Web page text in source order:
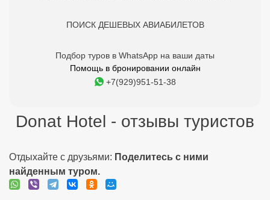
ПОИСК ДЕШЕВЫХ АВИАБИЛЕТОВ
Подбор туров в WhatsApp на ваши даты
Помощь в бронировании онлайн
+7(929)951-51-38
Donat Hotel - отзывы туристов
Отдыхайте с друзьями: Поделитесь с ними
найденным туром.